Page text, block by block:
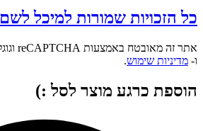
כל הזכויות שמורות למיכל לשם
אתר זה מאובטח באמצעות reCAPTCHA וגוגל בכפוף
ו- מדיניות שימוש.
הוספת כרגע מוצר לסל :)